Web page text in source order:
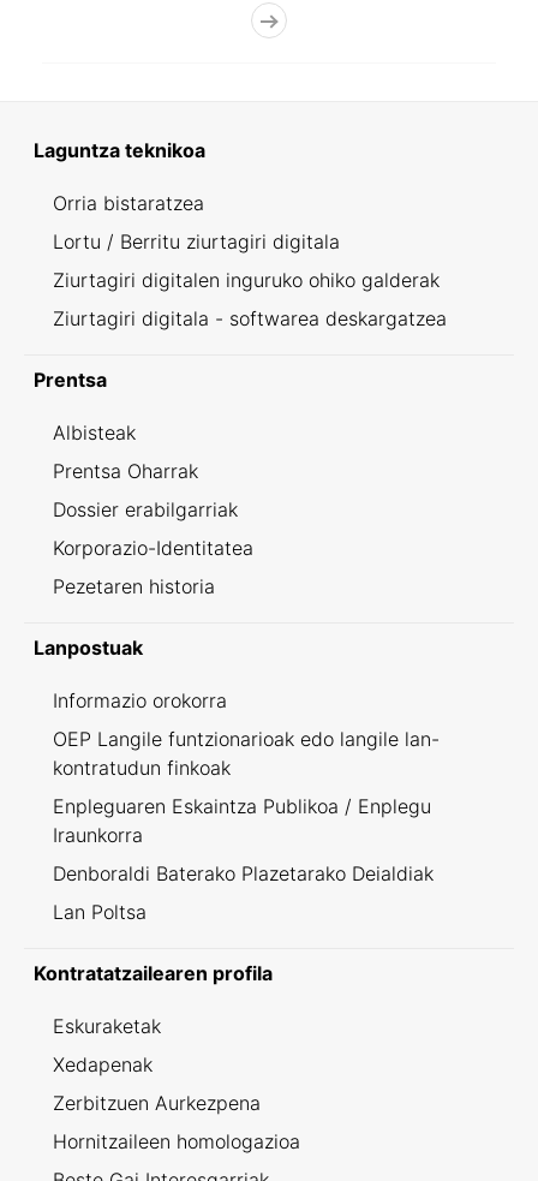
Laguntza teknikoa
Orria bistaratzea
Lortu / Berritu ziurtagiri digitala
Ziurtagiri digitalen inguruko ohiko galderak
Ziurtagiri digitala - softwarea deskargatzea
Prentsa
Albisteak
Prentsa Oharrak
Dossier erabilgarriak
Korporazio-Identitatea
Pezetaren historia
Lanpostuak
Informazio orokorra
OEP Langile funtzionarioak edo langile lan-
kontratudun finkoak
Enpleguaren Eskaintza Publikoa / Enplegu
Iraunkorra
Denboraldi Baterako Plazetarako Deialdiak
Lan Poltsa
Kontratatzailearen profila
Eskuraketak
Xedapenak
Zerbitzuen Aurkezpena
Hornitzaileen homologazioa